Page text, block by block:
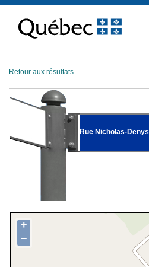
contenu
Retour aux résultats
Rue Nicholas-Denys
+
−